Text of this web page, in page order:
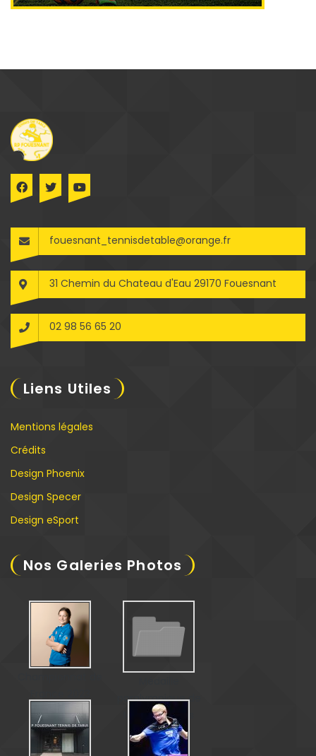
fouesnant_tennisdetable@orange.fr
31 Chemin du Chateau d'Eau 29170 Fouesnant
02 98 56 65 20
Liens Utiles
Mentions légales
Crédits
Design Phoenix
Design Specer
Design eSport
Nos Galeries Photos
paralympique de
Matéo Bohéas